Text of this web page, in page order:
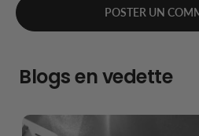
Blogs en vedette